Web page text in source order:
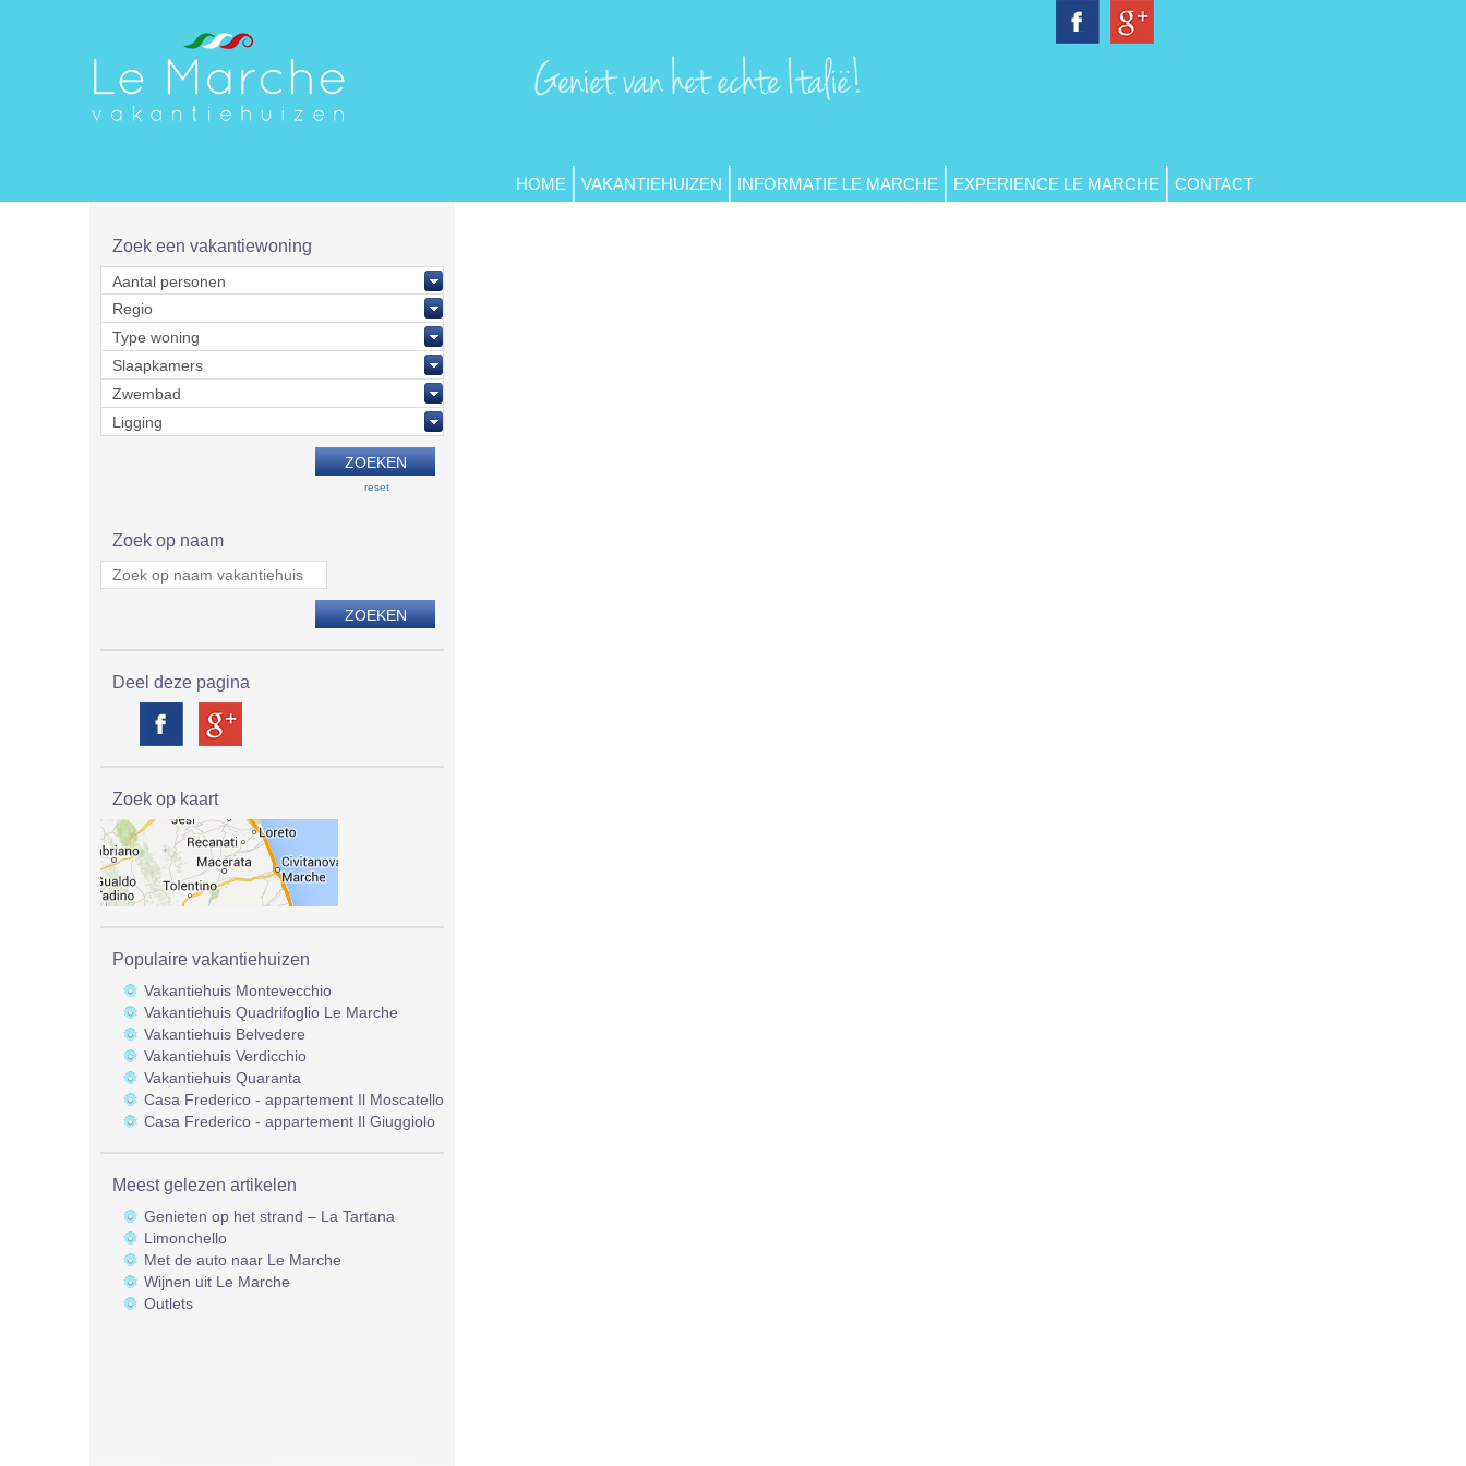
HOME VAKANTIEHUIZEN INFORMATIE LE MARCHE EXPERIENCE LE MARCHE CONTACT
Zoek een vakantiewoning
reset
Zoek op naam
Deel deze pagina
Zoek op kaart
Populaire vakantiehuizen
Vakantiehuis Montevecchio
Vakantiehuis Quadrifoglio Le Marche
Vakantiehuis Belvedere
Vakantiehuis Verdicchio
Vakantiehuis Quaranta
Casa Frederico - appartement Il Moscatello
Casa Frederico - appartement Il Giuggiolo
Meest gelezen artikelen
Genieten op het strand – La Tartana
Limonchello
Met de auto naar Le Marche
Wijnen uit Le Marche
Outlets